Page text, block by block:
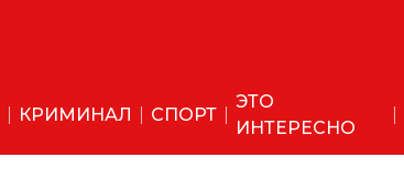
КРИМИНАЛ СПОРТ
ЭТО
ИНТЕРЕСНО